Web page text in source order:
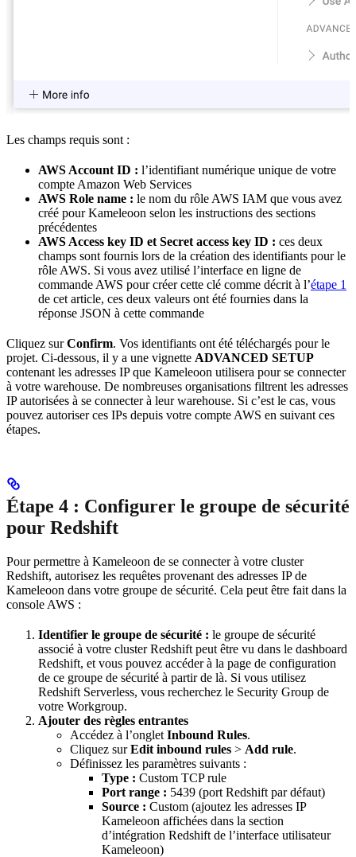
Les champs requis sont :
AWS Account ID : l’identifiant numérique unique de votre
compte Amazon Web Services
AWS Role name : le nom du rôle AWS IAM que vous avez
créé pour Kameleoon selon les instructions des sections
précédentes
AWS Access key ID et Secret access key ID : ces deux
champs sont fournis lors de la création des identifiants pour le
rôle AWS. Si vous avez utilisé l’interface en ligne de
commande AWS pour créer cette clé comme décrit à l’étape 1
de cet article, ces deux valeurs ont été fournies dans la
réponse JSON à cette commande
Cliquez surConfirm. Vos identifiants ont été téléchargés pour le
projet. Ci-dessous, il y a une vignette ADVANCED SETUP
contenant les adresses IP que Kameleoon utilisera pour se connecter
à votre warehouse. De nombreuses organisations filtrent les adresses
IP autorisées à se connecter à leur warehouse. Si c’est le cas, vous
pouvez autoriser ces IPs depuis votre compte AWS en suivant ces
étapes.
Étape 4 : Configurer le groupe de sécurité
pour Redshift
Pour permettre à Kameleoon de se connecter à votre cluster
Redshift, autorisez les requêtes provenant des adresses IP de
Kameleoon dans votre groupe de sécurité. Cela peut être fait dans la
console AWS :
Identifier le groupe de sécurité : le groupe de sécurité
associé à votre cluster Redshift peut être vu dans le dashboard
Redshift, et vous pouvez accéder à la page de configuration
de ce groupe de sécurité à partir de là. Si vous utilisez
Redshift Serverless, vous recherchez le Security Group de
votre Workgroup.
Ajouter des règles entrantes
Accédez à l’onglet Inbound Rules.
Cliquez surEdit inbound rules > Add rule.
Définissez les paramètres suivants :
Type : Custom TCP rule
Port range : 5439 (port Redshift par défaut)
Source : Custom (ajoutez les adresses IP
Kameleoon affichées dans la section
d’intégration Redshift de l’interface utilisateur
Kameleoon)